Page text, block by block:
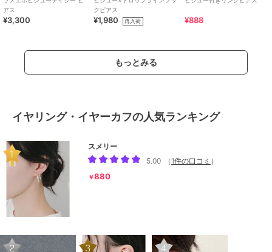
アス
¥3,300
クピアス
¥1,980 再入荷 ¥888
もっとみる
イヤリング・イヤーカフの人気ランキング
スメリー
5.00
（ 1件の口コミ ）
￥880